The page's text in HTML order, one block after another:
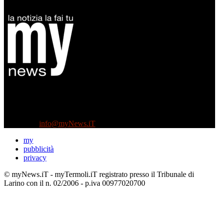
info@myNews.iT
my
pubblicità
privacy
© myNews.iT - myTermoli.iT registrato presso il Tribunale di
Larino con il n. 02/2006 - p.iva 00977020700